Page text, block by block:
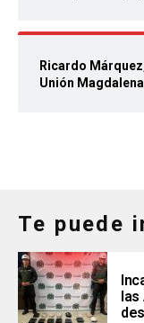
Ricardo
Unión Magdalena
Te puede